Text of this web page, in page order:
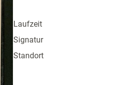
Laufzeit
Signatur
Standort